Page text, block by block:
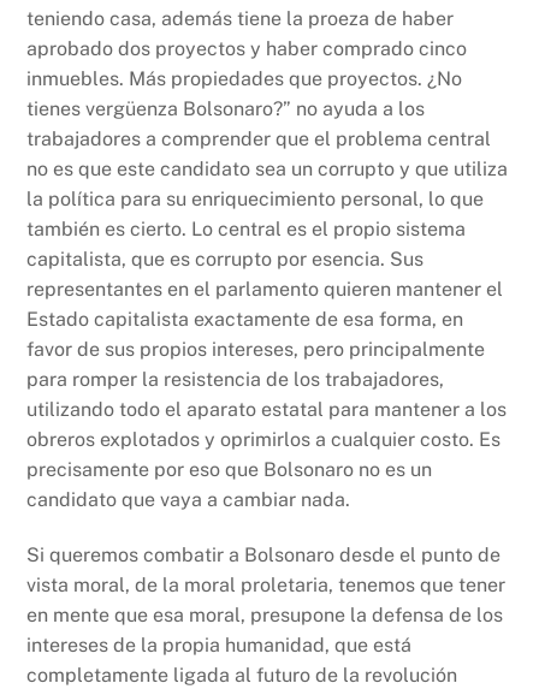
teniendo casa, además tiene la proeza de haber
aprobado dos proyectos y haber comprado cinco
inmuebles. Más propiedades que proyectos. ¿No
tienes vergüenza Bolsonaro?” no ayuda a los
trabajadores a comprender que el problema central
no es que este candidato sea un corrupto y que utiliza
la política para su enriquecimiento personal, lo que
también es cierto. Lo central es el propio sistema
capitalista, que es corrupto por esencia. Sus
representantes en el parlamento quieren mantener el
Estado capitalista exactamente de esa forma, en
favor de sus propios intereses, pero principalmente
para romper la resistencia de los trabajadores,
utilizando todo el aparato estatal para mantener a los
obreros explotados y oprimirlos a cualquier costo. Es
precisamente por eso que Bolsonaro no es un
candidato que vaya a cambiar nada.
Si queremos combatir a Bolsonaro desde el punto de
vista moral, de la moral proletaria, tenemos que tener
en mente que esa moral, presupone la defensa de los
intereses de la propia humanidad, que está
completamente ligada al futuro de la revolución